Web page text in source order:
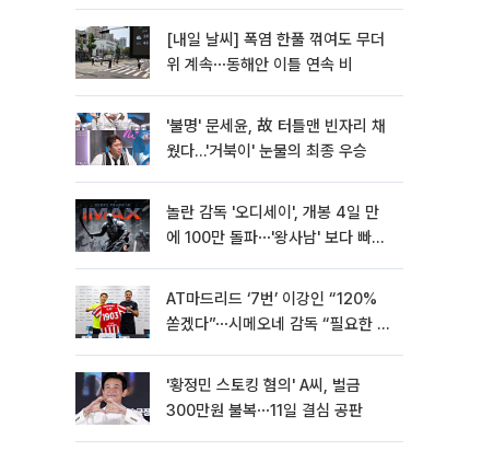
[내일 날씨] 폭염 한풀 꺾여도 무더
위 계속⋯동해안 이틀 연속 비
'불명' 문세윤, 故 터틀맨 빈자리 채
웠다…'거북이' 눈물의 최종 우승
놀란 감독 '오디세이', 개봉 4일 만
에 100만 돌파⋯'왕사남' 보다 빠르
AT마드리드 ‘7번’ 이강인 “120%
쏟겠다”⋯시메오네 감독 “필요한 선
'황정민 스토킹 혐의' A씨, 벌금
300만원 불복⋯11일 결심 공판